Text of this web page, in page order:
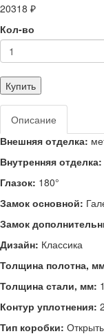
20318 ₽
Кол-во
Купить
Описание
Внешняя отделка:
Внутренняя отделка:
Глазок: 180°
Замок основной:
Замок
Дизайн: Классика
Толщина полотна,
Толщина стали, мм:
Контур уплотнения: 2
Тип коробки: